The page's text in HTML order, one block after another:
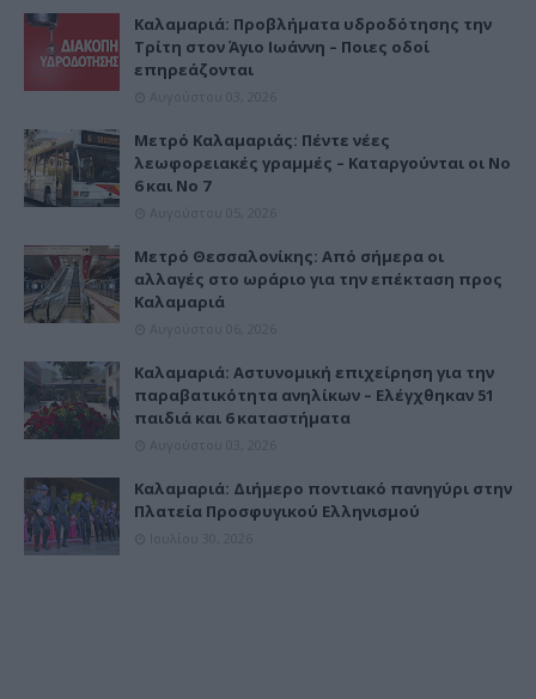
Καλαμαριά: Προβλήματα υδροδότησης την
Τρίτη στον Άγιο Ιωάννη – Ποιες οδοί
επηρεάζονται
Μετρό Καλαμαριάς: Πέντε νέες
λεωφορειακές γραμμές – Καταργούνται οι Νο
6 και Νο 7
Μετρό Θεσσαλονίκης: Από σήμερα οι
αλλαγές στο ωράριο για την επέκταση προς
Καλαμαριά
Καλαμαριά: Αστυνομική επιχείρηση για την
παραβατικότητα ανηλίκων – Ελέγχθηκαν 51
παιδιά και 6 καταστήματα
Καλαμαριά: Διήμερο ποντιακό πανηγύρι στην
Πλατεία Προσφυγικού Ελληνισμού